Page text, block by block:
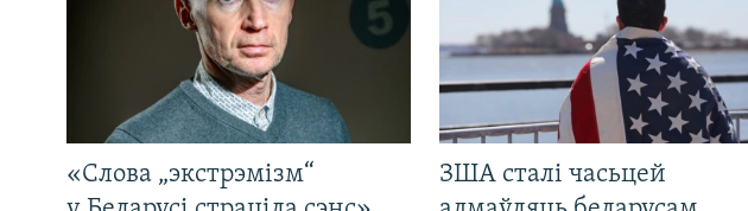
«Слова „экстрэмізм“
ЗША сталі часьцей